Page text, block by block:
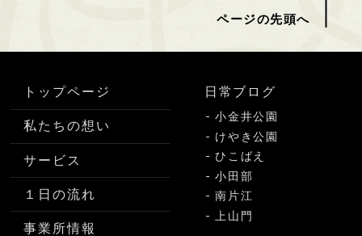
ページの先頭へ
トップページ
私たちの想い
サービス
１日の流れ
事業所情報
日常ブログ
小金井公園
けやき公園
ひこばえ
小田部
南片江
上山門